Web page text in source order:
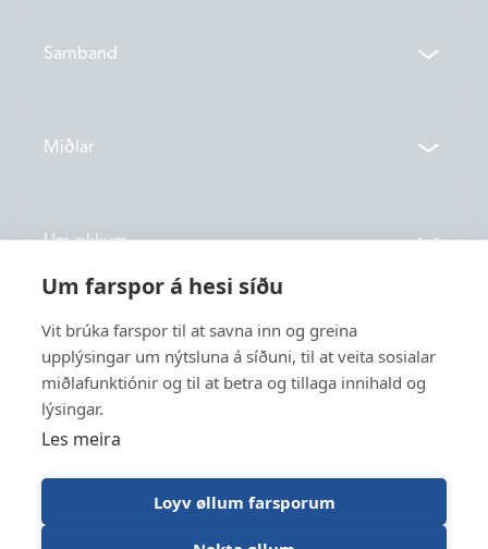
Samband
Miðlar
Katalog
Um okkum
Nýskapan
Burðardygd
Størv
Service
Tænasta
Fiskivinna
Trawl Log
Um farspor á hesi síðu
Vit brúka farspor til at savna inn og greina
upplýsingar um nýtsluna á síðuni, til at veita sosialar
miðlafunktiónir og til at betra og tillaga innihald og
lýsingar.
Les meira
Loyv øllum farsporum